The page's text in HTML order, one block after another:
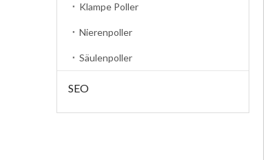
Klampe Poller
Nierenpoller
Säulenpoller
SEO